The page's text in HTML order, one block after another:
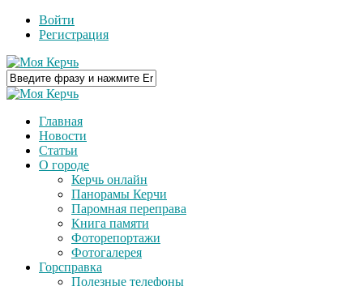
Войти
Регистрация
Главная
Новости
Статьи
О городе
Керчь онлайн
Панорамы Керчи
Паромная переправа
Книга памяти
Фоторепортажи
Фотогалерея
Горсправка
Полезные телефоны